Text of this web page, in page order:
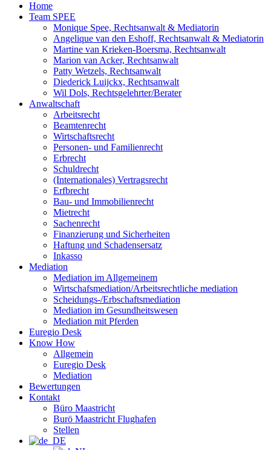
Home
Team SPEE
Monique Spee, Rechtsanwalt & Mediatorin
Angelique van den Eshoff, Rechtsanwalt & Mediatorin
Martine van Krieken-Boersma, Rechtsanwalt
Marion van Acker, Rechtsanwalt
Patty Wetzels, Rechtsanwalt
Diederick Luijckx, Rechtsanwalt
Wil Dols, Rechtsgelehrter/Berater
Anwaltschaft
Arbeitsrecht
Beamtenrecht
Wirtschaftsrecht
Personen- und Familienrecht
Erbrecht
Schuldrecht
(Internationales) Vertragsrecht
Erfbrecht
Bau- und Immobilienrecht
Mietrecht
Sachenrecht
Finanzierung und Sicherheiten
Haftung und Schadensersatz
Inkasso
Mediation
Mediation im Allgemeinem
Wirtschafsmediation/Arbeitsrechtliche mediation
Scheidungs-/Erbschaftsmediation
Mediation im Gesundheitswesen
Mediation mit Pferden
Euregio Desk
Know How
Allgemein
Euregio Desk
Mediation
Bewertungen
Kontakt
Büro Maastricht
Burö Maastricht Flughafen
Stellen